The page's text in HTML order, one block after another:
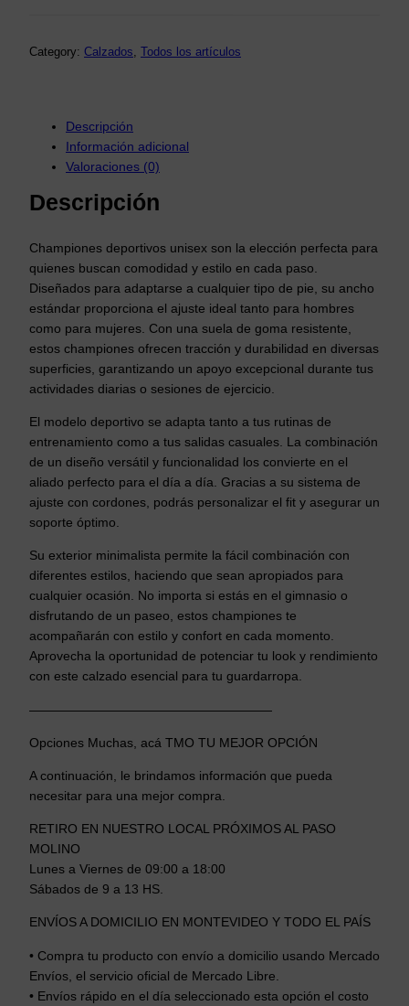
:
e
$
7
0
,
5
0
h
a
s
t
$
7
9
0
0
0
Category: Calzados Todos los artículos
Descripción
Información adicional
Valoraciones (0)
Descripción
Championes deportivos unisex son la elección perfecta para
quienes buscan comodidad y estilo en cada paso.
Diseñados para adaptarse a cualquier tipo de pie, su ancho
estándar proporciona el ajuste ideal tanto para hombres
como para mujeres. Con una suela de goma resistente,
estos championes ofrecen tracción y durabilidad en diversas
superficies, garantizando un apoyo excepcional durante tus
actividades diarias o sesiones de ejercicio.
El modelo deportivo se adapta tanto a tus rutinas de
entrenamiento como a tus salidas casuales. La combinación
de un diseño versátil y funcionalidad los convierte en el
aliado perfecto para el día a día. Gracias a su sistema de
ajuste con cordones, podrás personalizar el fit y asegurar un
soporte óptimo.
Su exterior minimalista permite la fácil combinación con
diferentes estilos, haciendo que sean apropiados para
cualquier ocasión. No importa si estás en el gimnasio o
disfrutando de un paseo, estos championes te
acompañarán con estilo y confort en cada momento.
Aprovecha la oportunidad de potenciar tu look y rendimiento
con este calzado esencial para tu guardarropa.
———————————————————
Opciones Muchas, acá TMO TU MEJOR OPCIÓN
A continuación, le brindamos información que pueda
necesitar para una mejor compra.
RETIRO EN NUESTRO LOCAL PRÓXIMOS AL PASO
MOLINO
Lunes a Viernes de 09:00 a 18:00
Sábados de 9 a 13 HS.
ENVÍOS A DOMICILIO EN MONTEVIDEO Y TODO EL PAÍS
• Compra tu producto con envío a domicilio usando Mercado
Envíos, el servicio oficial de Mercado Libre.
• Envíos rápido en el día seleccionado esta opción el costo